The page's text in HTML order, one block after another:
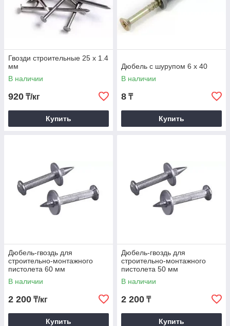
Гвозди строительные 25 х 1.4
мм
В наличии
920 ₸/кг
Купить
Дюбель с шурупом 6 х 40
В наличии
8 ₸
Купить
Дюбель-гвоздь для
строительно-монтажного
пистолета 60 мм
В наличии
2 200 ₸/кг
Купить
Дюбель-гвоздь для
строительно-монтажного
пистолета 50 мм
В наличии
2 200 ₸
Купить